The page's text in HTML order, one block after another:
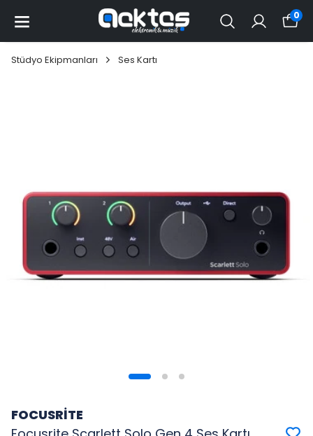
0
Stüdyo Ekipmanları Ses Kartı
FOCUSRİTE